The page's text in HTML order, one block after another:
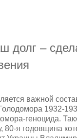
долг –
важной
1932-
геноцида.
я годовщина